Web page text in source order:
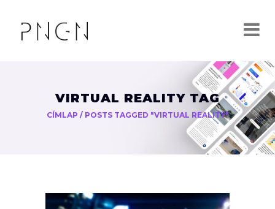
VIRTUAL REALITY TAG
CÍMLAP / POSTS TAGGED "VIRTUAL REALITY"